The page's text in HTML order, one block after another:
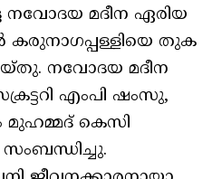
നവോദയ മദീന ഏരിയ
കരുനാഗപ്പള്ളിയെ തുക
നവോദയ മദീന
എംപി ഷംസു,
മുഹമ്മദ്‌ കെസി